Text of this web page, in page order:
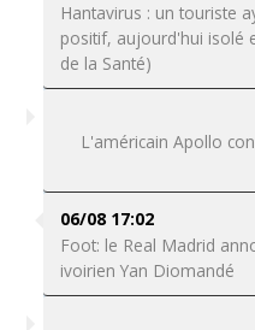
Hantavirus : un touriste
positif, aujourd'hui isolé
de la Santé)
L'américain Apollo
06/08 17:02
Foot: le Real Madrid
ivoirien Yan Diomandé